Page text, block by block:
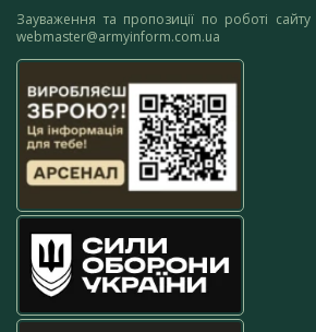
Зауваження та пропозиції по роботі
webmaster@armyinform.com.ua